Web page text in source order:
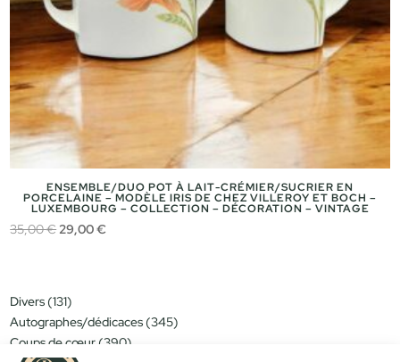
ENSEMBLE/DUO POT À LAIT-CRÉMIER/SUCRIER EN
PORCELAINE – MODÈLE IRIS DE CHEZ VILLEROY ET BOCH –
LUXEMBOURG – COLLECTION – DÉCORATION – VINTAGE
35,00€ Le
35,00 €.
29,00€Le
Divers 131131
produits
Autographes/dédicaces 345345
Coups de cœur 390390